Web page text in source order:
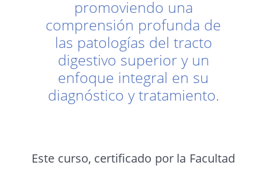
promoviendo una
comprensión profunda de
las patologías del tracto
digestivo superior y un
enfoque integral en su
diagnóstico y tratamiento.
Este curso, certificado por la Facultad